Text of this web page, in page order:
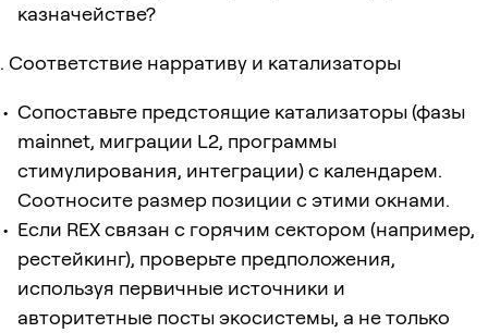
казначействе?
Соответствие нарративу и катализаторы
Сопоставьте предстоящие катализаторы (фазы
mainnet, миграции L2, программы
стимулирования, интеграции) с календарем.
Соотносите размер позиции с этими окнами.
Если REX связан с горячим сектором (например,
рестейкинг), проверьте предположения,
используя первичные источники и
авторитетные посты экосистемы, а не только